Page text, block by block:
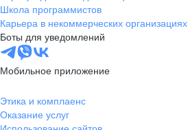
Школа программистов
Карьера в некоммерческих организациях
Боты для уведомлений
Мобильное приложение
Этика и комплаенс
Оказание услуг